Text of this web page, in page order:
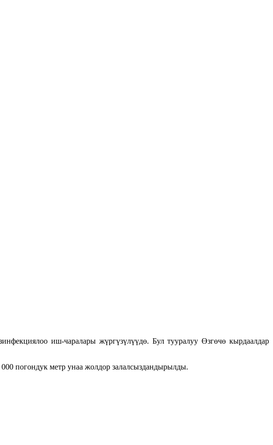
иш-чаралары жүргүзүлүүдө. Бул тууралуу Өзгөчө кырдаалдар
погондук метр унаа жолдор залалсыздандырылды.